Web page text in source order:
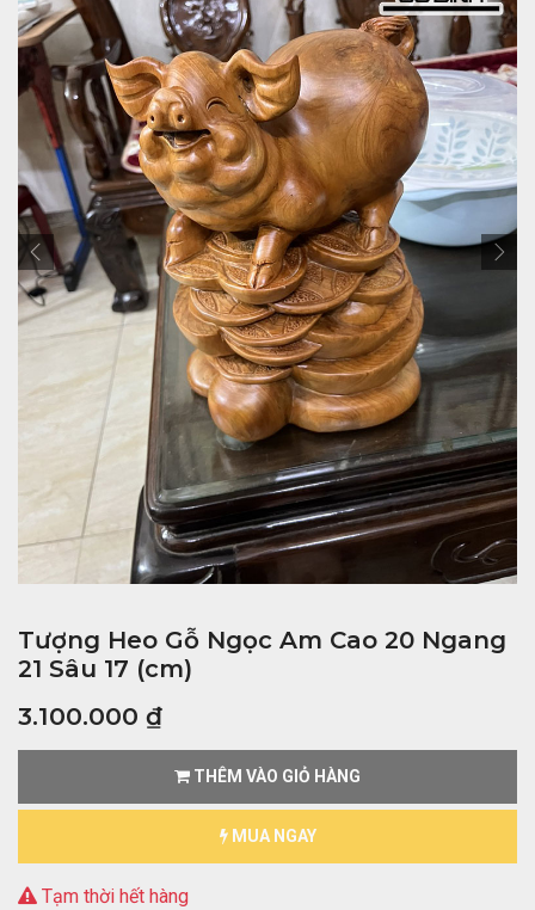
Tượng Heo Gỗ Ngọc Am Cao 20 Ngang
21 Sâu 17 (cm)
3.100.000 ₫
THÊM VÀO GIỎ HÀNG
MUA NGAY
Tạm thời hết hàng